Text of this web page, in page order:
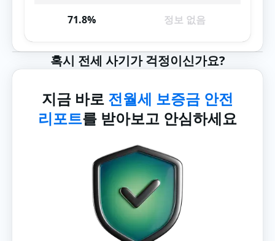
71.8% 정보 없음
혹시 전세 사기가 걱정이신가요?
지금 바로 전월세 보증금 안전
리포트를 받아보고 안심하세요